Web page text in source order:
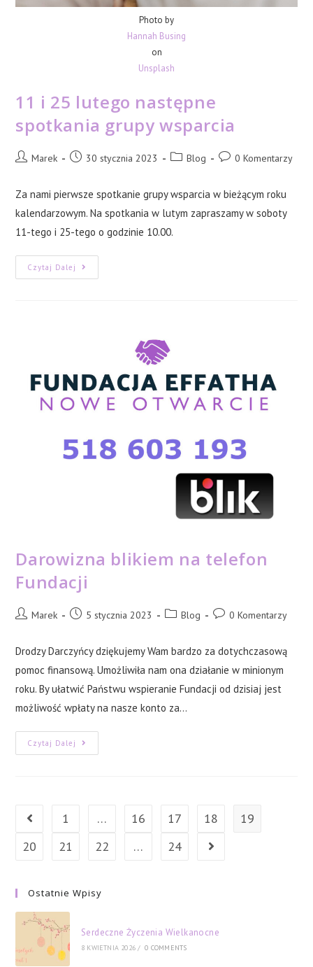
Photo by
Hannah Busing
on
Unsplash
11 i 25 lutego następne
spotkania grupy wsparcia
PostMarek
Post30 stycznia 2023
PostBlog
Post0 Komentarzy
Za nami pierwsze spotkanie grupy wsparcia w bieżącym roku
kalendarzowym. Na spotkania w lutym zapraszamy w soboty
11-tego i 25-tego o godzinie 10.00.
Czytaj Dalej 11
I
Darowizna blikiem na telefon
Fundacji
PostMarek
Post5 stycznia 2023
PostBlog
Post0 Komentarzy
Drodzy Darczyńcy dziękujemy Wam bardzo za dotychczasową
pomoc finansową. Umożliwiła nam ona działanie w minionym
roku. By ułatwić Państwu wspieranie Fundacji od dzisiaj jest
możliwość wpłaty na nasze konto za…
Czytaj Dalej Darowizna
Blikiem
Go to the previous page
1 … 16 17 18
19
20
21 22 … 24 Go to the next page
Ostatnie Wpisy
Serdeczne Życzenia Wielkanocne
8 KWIETNIA 2026 / 0 COMMENTS